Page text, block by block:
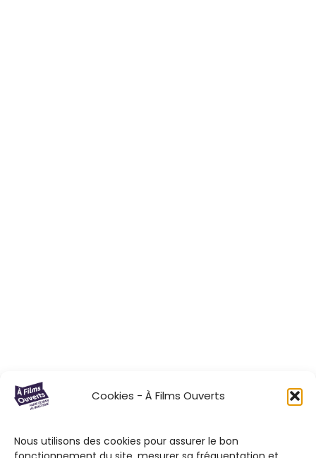
Cookies - À Films Ouverts
Nous utilisons des cookies pour assurer le bon